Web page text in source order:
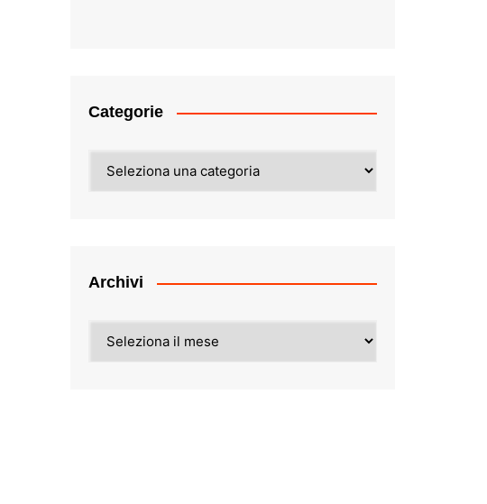
Categorie
Archivi